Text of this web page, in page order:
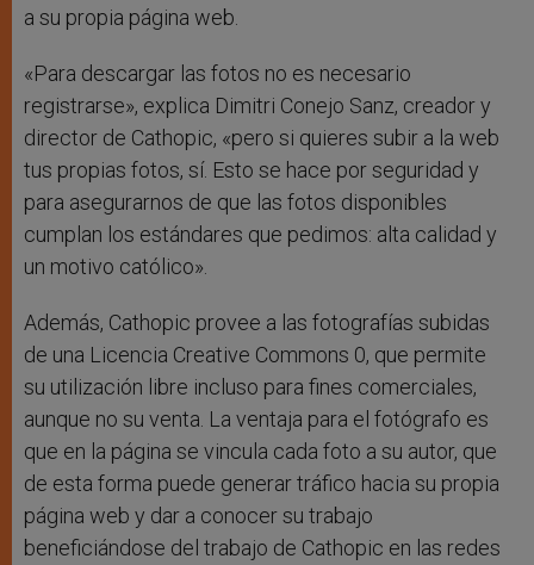
a su propia página web.
«Para descargar las fotos no es necesario
registrarse», explica Dimitri Conejo Sanz, creador y
director de Cathopic, «pero si quieres subir a la web
tus propias fotos, sí. Esto se hace por seguridad y
para asegurarnos de que las fotos disponibles
cumplan los estándares que pedimos: alta calidad y
un motivo católico».
Además, Cathopic provee a las fotografías subidas
de una Licencia Creative Commons 0, que permite
su utilización libre incluso para fines comerciales,
aunque no su venta. La ventaja para el fotógrafo es
que en la página se vincula cada foto a su autor, que
de esta forma puede generar tráfico hacia su propia
página web y dar a conocer su trabajo
beneficiándose del trabajo de Cathopic en las redes